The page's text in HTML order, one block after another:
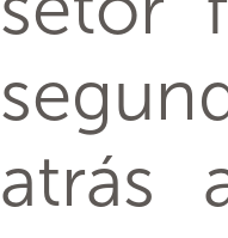
atrás